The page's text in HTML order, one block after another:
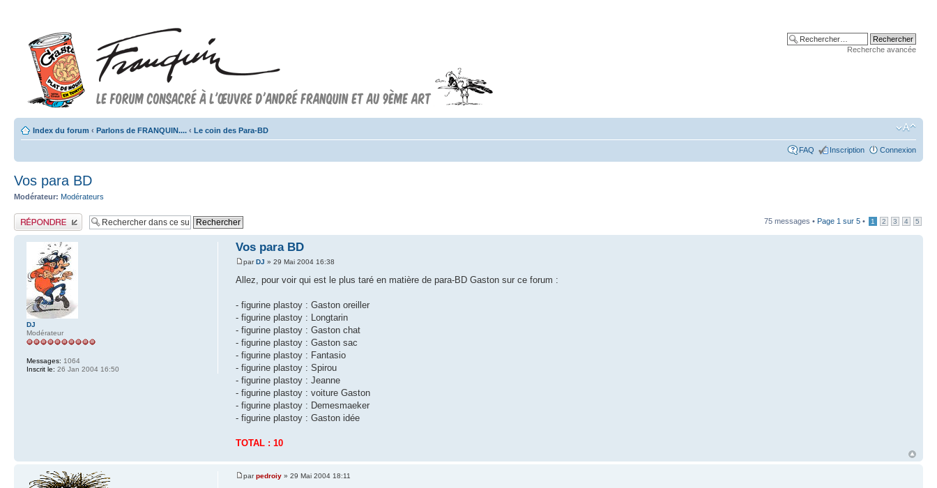
Recherche avancée
Index du forum ‹ Parlons de FRANQUIN.... ‹ Le coin des Para-BD
FAQ Inscription Connexion
Vos para BD
Modérateur: Modérateurs
Publier une réponse 75 messages • Page 1 sur 5 • 1 2 3 4 5
Vos para BD
parDJ » 29 Mai 2004 16:38
Allez, pour voir qui est le plus taré en matière de para-BD Gaston sur ce forum :
- figurine plastoy : Gaston oreiller
- figurine plastoy : Longtarin
- figurine plastoy : Gaston chat
- figurine plastoy : Gaston sac
- figurine plastoy : Fantasio
- figurine plastoy : Spirou
- figurine plastoy : Jeanne
- figurine plastoy : voiture Gaston
- figurine plastoy : Demesmaeker
- figurine plastoy : Gaston idée
TOTAL : 10
DJ
Modérateur
Messages: 1064
Inscrit le: 26 Jan 2004 16:50
parpedroiy » 29 Mai 2004 18:11